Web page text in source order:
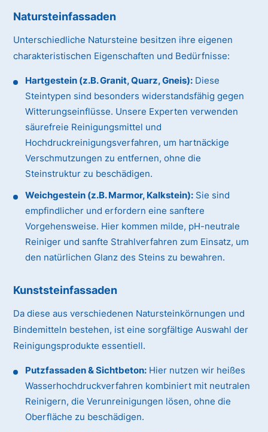
Natursteinfassaden
Unterschiedliche Natursteine besitzen ihre eigenen
charakteristischen Eigenschaften und Bedürfnisse:
Hartgestein (z.B. Granit, Quarz, Gneis): Diese
Steintypen sind besonders widerstandsfähig gegen
Witterungseinflüsse. Unsere Experten verwenden
säurefreie Reinigungsmittel und
Hochdruckreinigungsverfahren, um hartnäckige
Verschmutzungen zu entfernen, ohne die
Steinstruktur zu beschädigen.
Weichgestein (z.B. Marmor, Kalkstein): Sie sind
empfindlicher und erfordern eine sanftere
Vorgehensweise. Hier kommen milde, pH-neutrale
Reiniger und sanfte Strahlverfahren zum Einsatz, um
den natürlichen Glanz des Steins zu bewahren.
Kunststeinfassaden
Da diese aus verschiedenen Natursteinkörnungen und
Bindemitteln bestehen, ist eine sorgfältige Auswahl der
Reinigungsprodukte essentiell.
Putzfassaden & Sichtbeton: Hier nutzen wir heißes
Wasserhochdruckverfahren kombiniert mit neutralen
Reinigern, die Verunreinigungen lösen, ohne die
Oberfläche zu beschädigen.